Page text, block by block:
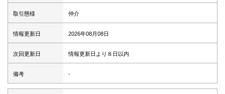
取引態様 仲介
情報更新日 2026年08月08日
次回更新日 情報更新日より８日以内
備考 -